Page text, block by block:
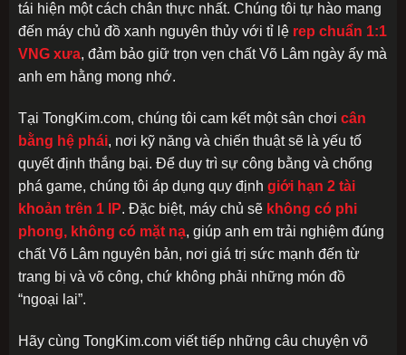
tái hiện một cách chân thực nhất. Chúng tôi tự hào mang
đến máy chủ đồ xanh nguyên thủy với tỉ lệ rep chuẩn 1:1
VNG xưa, đảm bảo giữ trọn vẹn chất Võ Lâm ngày ấy mà
anh em hằng mong nhớ.
Tại TongKim.com, chúng tôi cam kết một sân chơi cân
bằng hệ phái, nơi kỹ năng và chiến thuật sẽ là yếu tố
quyết định thắng bại. Để duy trì sự công bằng và chống
phá game, chúng tôi áp dụng quy định giới hạn 2 tài
khoản trên 1 IP. Đặc biệt, máy chủ sẽ không có phi
phong, không có mặt nạ, giúp anh em trải nghiệm đúng
chất Võ Lâm nguyên bản, nơi giá trị sức mạnh đến từ
trang bị và võ công, chứ không phải những món đồ
“ngoại lai”.
Hãy cùng TongKim.com viết tiếp những câu chuyện võ